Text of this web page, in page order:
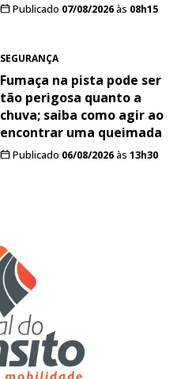
Publicado 07/08/2026às 08h15
SEGURANÇA
Fumaça na pista pode ser
tão perigosa quanto a
chuva; saiba como agir ao
encontrar uma queimada
Publicado 06/08/2026às 13h30